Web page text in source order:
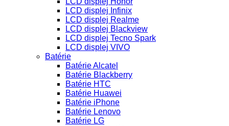
LCD displej Infinix
LCD displej Realme
LCD displej Blackview
LCD displej Tecno Spark
LCD displej VIVO
Batérie
Batérie Alcatel
Batérie Blackberry
Batérie HTC
Batérie Huawei
Batérie iPhone
Batérie Lenovo
Batérie LG